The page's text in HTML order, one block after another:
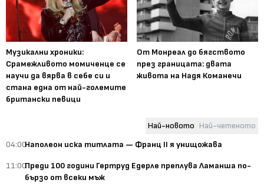
Музикални хроники:
Срамежливото момиченце се
научи да вярва в себе си и
стана една от най-големите
британски певици
От Монреал до бягството
през границата: двата
живота на Надя Команечи
Най-новото Най-четеното
04:00Наполеон иска титлата — Франц II я унищожава
11:00Преди 100 години Гертруд Едерле преплува Ламанша по-
бързо от всеки мъж